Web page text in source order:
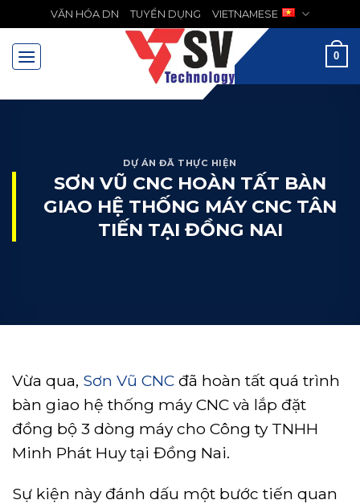
đến
nội
dung
VĂN HÓA DN TUYỂN DỤNG VIETNAMESE
0
DỰ ÁN ĐÃ THỰC HIỆN
SƠN VŨ CNC HOÀN TẤT BÀN
GIAO HỆ THỐNG MÁY CNC TÂN
TIẾN TẠI ĐỒNG NAI
Vừa qua, Sơn Vũ CNC đã hoàn tất quá trình
bàn giao hệ thống máy CNC và lắp đặt
đồng bộ 3 dòng máy cho Công ty TNHH
Minh Phát Huy tại Đồng Nai.
Sự kiện này đánh dấu một bước tiến quan
MENU